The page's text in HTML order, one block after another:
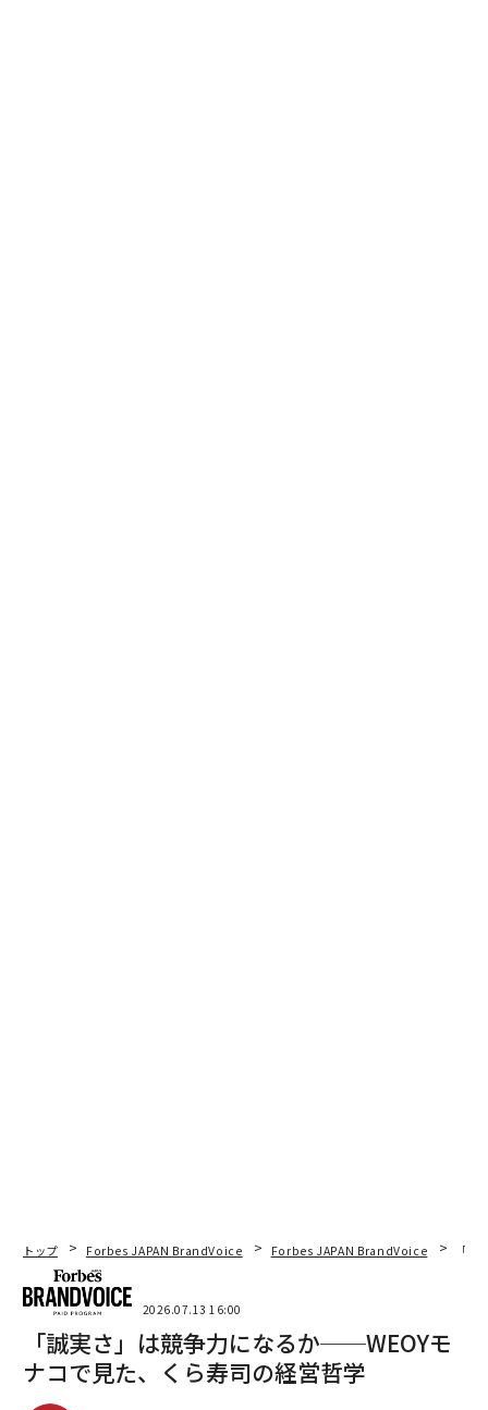
トップ Forbes JAPAN BrandVoice Forbes JAPAN BrandVoice 「
2026.07.13 16:00
「誠実さ」は競争力になるか──WEOYモ
ナコで見た、くら寿司の経営哲学